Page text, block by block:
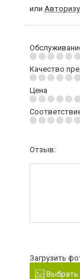
или
Качество
Цена
Отзыв:
Загрузить
Выбрать